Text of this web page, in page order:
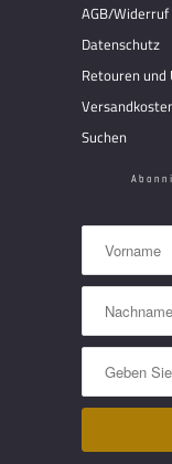
AGB/Widerruf
Datenschutz
Retouren und
Suchen